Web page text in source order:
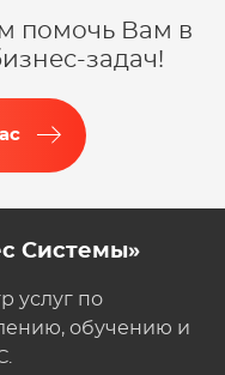
помочь Вам в
задач!
Системы»
услуг по
обучению и